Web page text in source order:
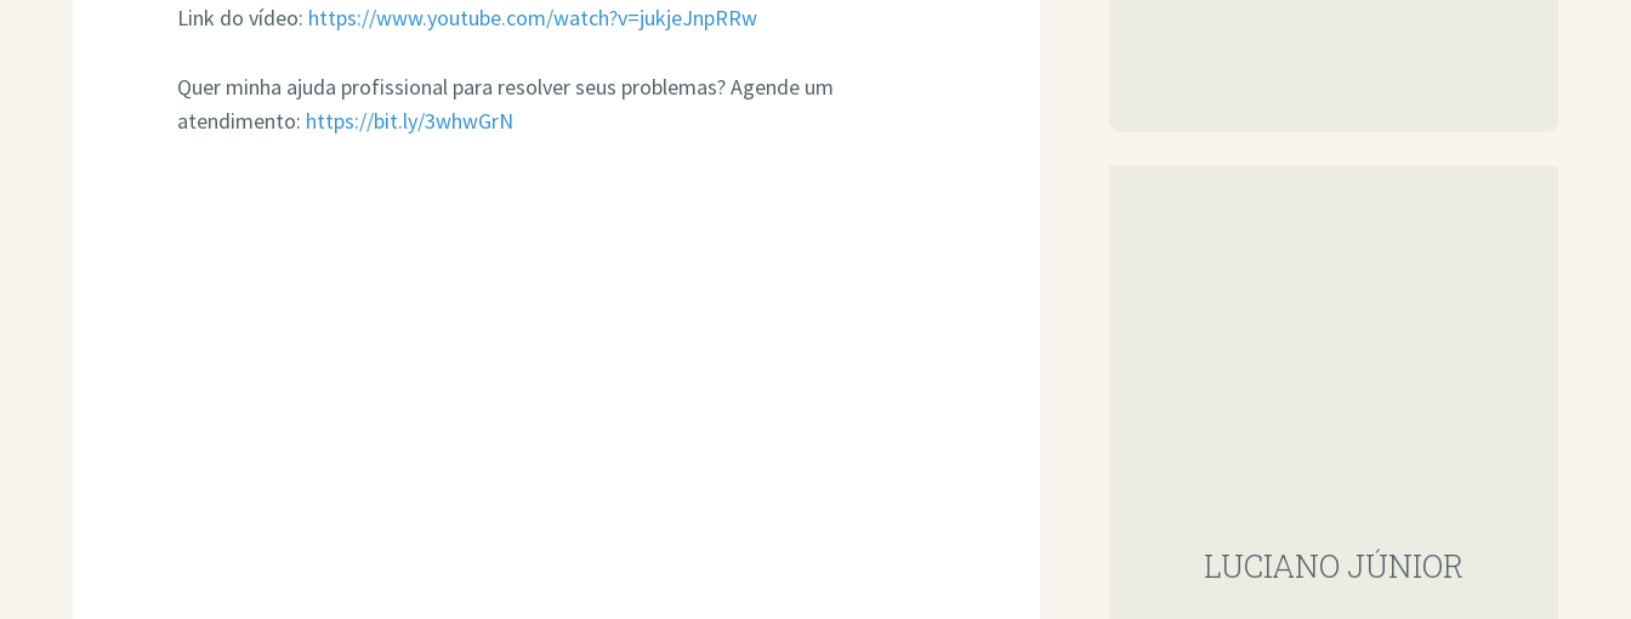
Link do vídeo: https://www.youtube.com/watch?v=jukjeJnpRRw
Quer minha ajuda profissional para resolver seus problemas? Agende um
atendimento: https://bit.ly/3whwGrN
LUCIANO JÚNIOR